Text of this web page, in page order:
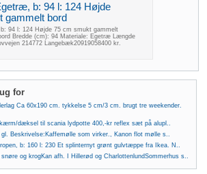
b: 94 l: 124 Højde
gammelt bord
94 l: 124 Højde 75 cm smukt gammelt
Bredde (cm): 94 Materiale: Egetræ Længde
214772 Langebæk20919058400 kr.
for
Ca 60x190 cm. tykkelse 5 cm/3 cm. brugt tre weekender.
dæksel til scania lydpotte 400,-kr reflex sæt på alupl..
Beskrivelse:Kaffemølle som virker., Kanon flot mølle s..
b: 160 l: 230 Et splinternyt grønt gulvtæppe fra Ikea. N..
og krogKan afh. I Hillerød og CharlottenlundSommerhus s..